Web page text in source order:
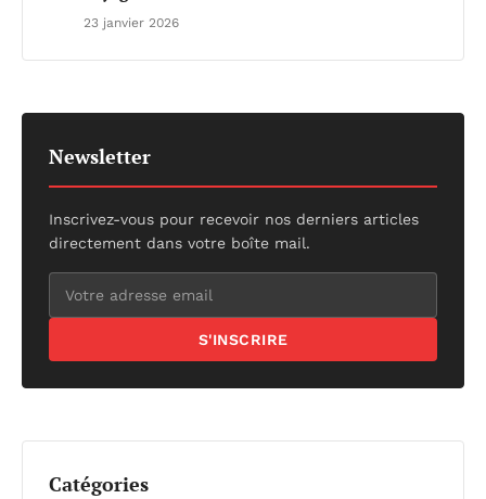
23 janvier 2026
Newsletter
Inscrivez-vous pour recevoir nos derniers articles
directement dans votre boîte mail.
S'INSCRIRE
Catégories